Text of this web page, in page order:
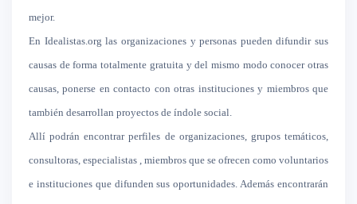
mejor.
En Idealistas.org las organizaciones y personas pueden difundir sus
causas de forma totalmente gratuita y del mismo modo conocer otras
causas, ponerse en contacto con otras instituciones y miembros que
también desarrollan proyectos de índole social.
Allí podrán encontrar perfiles de organizaciones, grupos temáticos,
consultoras, especialistas , miembros que se ofrecen como voluntarios
e instituciones que difunden sus oportunidades. Además encontrarán